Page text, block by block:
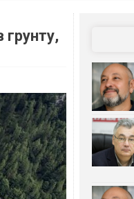
грунту,